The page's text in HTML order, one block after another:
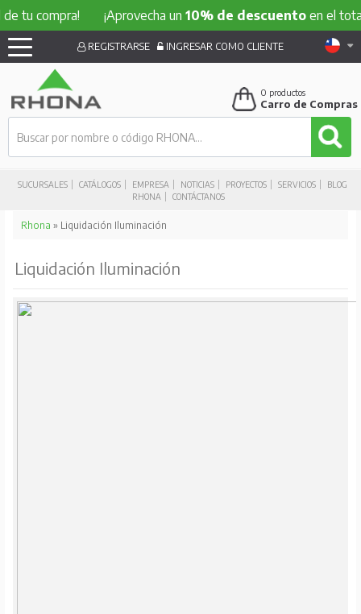
tu compra! ¡Aprovecha un10% de descuentoen el total
SUCURSALES CATÁLOGOS EMPRESA NOTICIAS PROYECTOS SERVICIOS
BLOG
RHONA
CONTÁCTANOS
REGISTRARSE INGRESAR COMO CLIENTE
0 productos
Carro de Compras
Rhona » Liquidación Iluminación
Liquidación Iluminación